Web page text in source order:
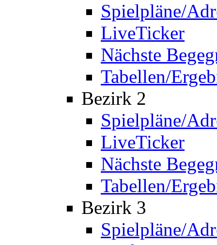
Spielpläne/
LiveTicker
Nächste
Tabellen/
Bezirk 2
Spielpläne/
LiveTicker
Nächste
Tabellen/
Bezirk 3
Spielpläne/